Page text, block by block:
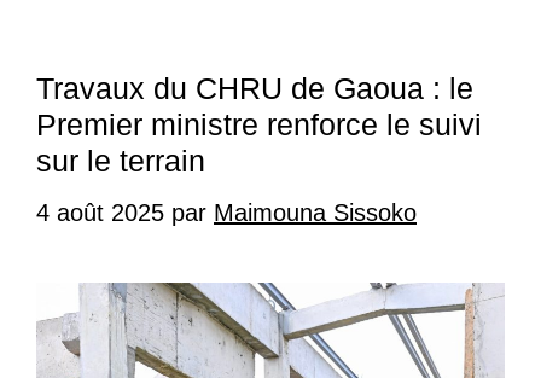
Travaux du CHRU de Gaoua : le
Premier ministre renforce le suivi
sur le terrain
4 août 2025 par Maimouna Sissoko